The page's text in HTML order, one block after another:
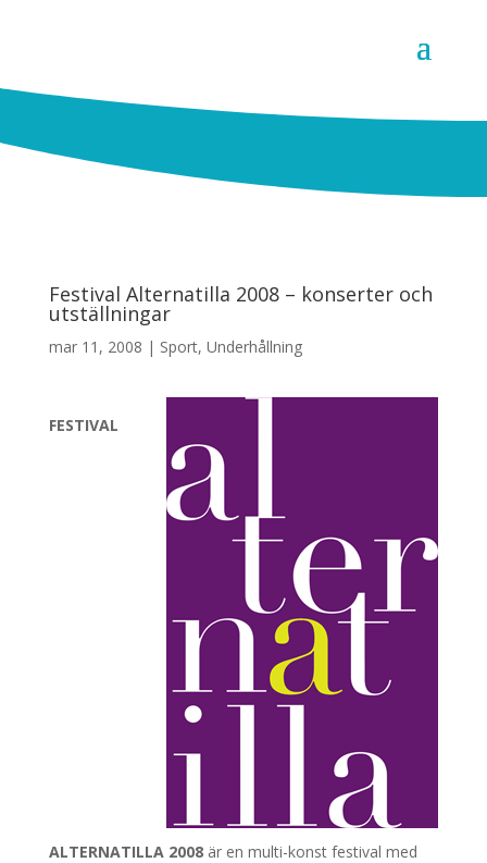
Festival Alternatilla 2008 – konserter och
utställningar
mar 11, 2008 | Sport, Underhållning
FESTIVAL
ALTERNATILLA 2008är en multi-konst festival med